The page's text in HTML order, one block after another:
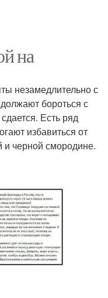
на
незамедлительно с
бороться с
Есть ряд
избавиться от
и черной смородине.